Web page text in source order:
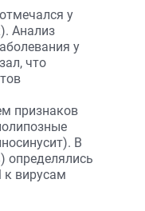
у
Анализ
у
что
признаков
В
определялись
к вирусам